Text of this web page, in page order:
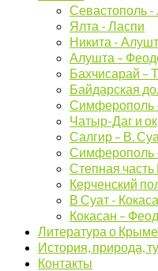
Севастополь -
Ялта - Ласпи
Никита -
Алушта –
Бахчисарай –
Байдарская
Симферополь
Чатыр-Даг и
Салгир – В.
Симферополь
Степная
Керченский
В Суат -
Кокасан –
Литература о Крыме
История, природа,
Контакты